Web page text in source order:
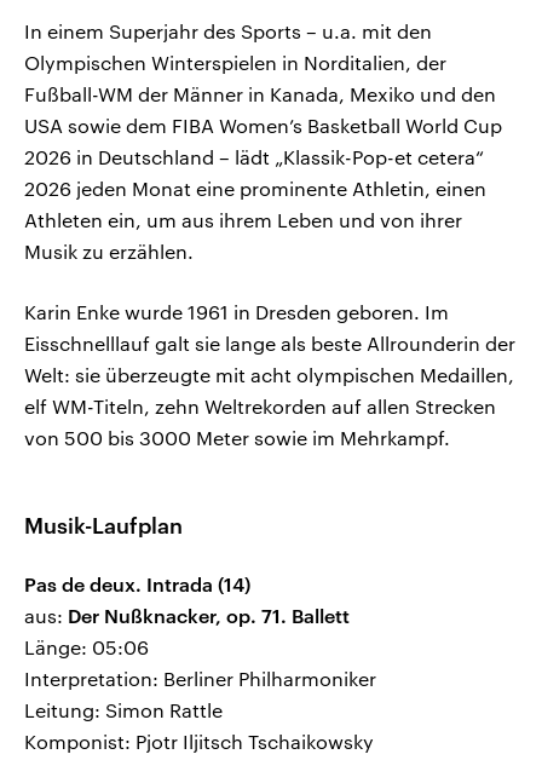
In einem Superjahr des Sports – u.a. mit den
Olympischen Winterspielen in Norditalien, der
Fußball-WM der Männer in Kanada, Mexiko und den
USA sowie dem FIBA Women’s Basketball World Cup
2026 in Deutschland – lädt „Klassik-Pop-et cetera“
2026 jeden Monat eine prominente Athletin, einen
Athleten ein, um aus ihrem Leben und von ihrer
Musik zu erzählen.
Karin Enke wurde 1961 in Dresden geboren. Im
Eisschnelllauf galt sie lange als beste Allrounderin der
Welt: sie überzeugte mit acht olympischen Medaillen,
elf WM-Titeln, zehn Weltrekorden auf allen Strecken
von 500 bis 3000 Meter sowie im Mehrkampf.
Musik-Laufplan
Pas de deux. Intrada (14)
aus: Der Nußknacker, op. 71. Ballett
Länge: 05:06
Interpretation: Berliner Philharmoniker
Leitung: Simon Rattle
Komponist: Pjotr Iljitsch Tschaikowsky